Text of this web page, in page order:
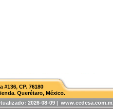
#136, CP. 76180
Querétaro, México.
2026-08-09 |